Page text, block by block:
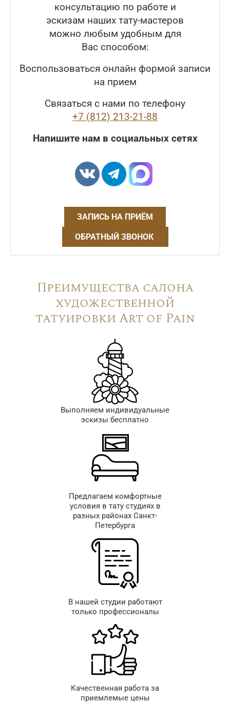
консультацию по работе и
эскизам наших тату-мастеров
можно любым удобным для
Вас способом:
Воспользоваться онлайн формой записи
на прием
Связаться с нами по телефону
+7 (812) 213-21-88
Напишите нам в социальных сетях
ЗАПИСЬ НА ПРИЁМ
ОБРАТНЫЙ ЗВОНОК
Преимущества салона
художественной
татуировки Art of Pain
Выполняем индивидуальные
эскизы бесплатно
Предлагаем комфортные
условия в тату студиях в
разных районах Санкт-
Петербурга
В нашей студии работают
только профессионалы
Качественная работа за
приемлемые цены